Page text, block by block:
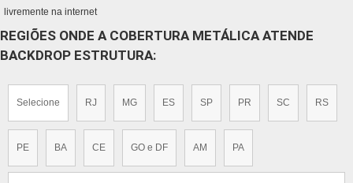
livremente na internet
REGIÕES ONDE A COBERTURA METÁLICA ATENDE
BACKDROP ESTRUTURA:
Selecione RJ MG ES SP PR SC RS
PE BA CE GO e DF AM PA